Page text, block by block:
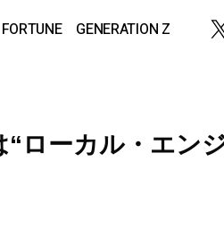
FORTUNE GENERATION Z
“ローカル・エン